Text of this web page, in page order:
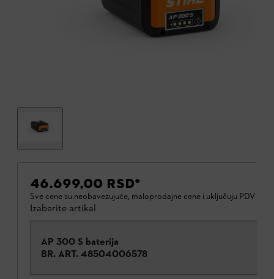
46.699,00 RSD*
Sve cene su neobavezujuće, maloprodajne cene i uključuju PDV od
Izaberite artikal
AP 300 S baterija
BR. ART. 48504006578